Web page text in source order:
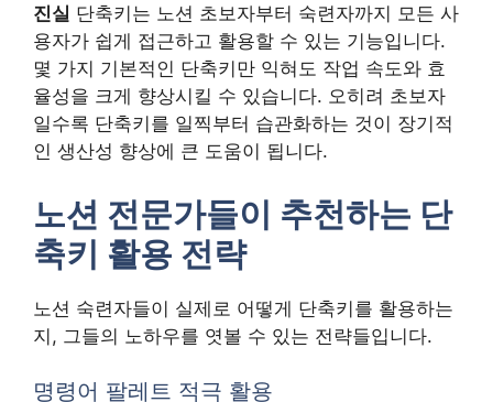
진실 단축키는 노션 초보자부터 숙련자까지 모든 사
용자가 쉽게 접근하고 활용할 수 있는 기능입니다.
몇 가지 기본적인 단축키만 익혀도 작업 속도와 효
율성을 크게 향상시킬 수 있습니다. 오히려 초보자
일수록 단축키를 일찍부터 습관화하는 것이 장기적
인 생산성 향상에 큰 도움이 됩니다.
노션 전문가들이 추천하는 단
축키 활용 전략
노션 숙련자들이 실제로 어떻게 단축키를 활용하는
지, 그들의 노하우를 엿볼 수 있는 전략들입니다.
명령어 팔레트 적극 활용